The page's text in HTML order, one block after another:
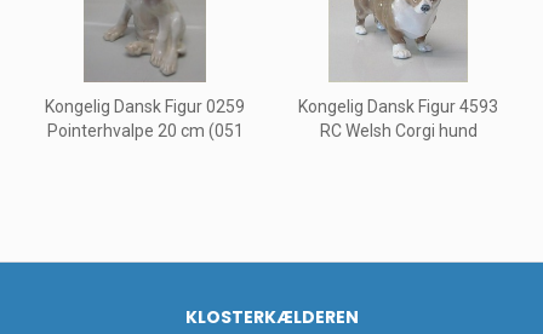
Kongelig Dansk Figur 0259
Pointerhvalpe 20 cm (051
Kongelig Dansk Figur 4593
RC Welsh Corgi hund
KLOSTERKÆLDEREN